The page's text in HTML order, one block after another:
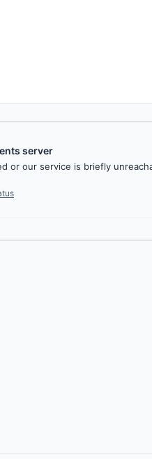
server
or our service is briefly